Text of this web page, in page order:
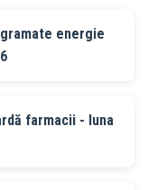
energie
farmacii - luna